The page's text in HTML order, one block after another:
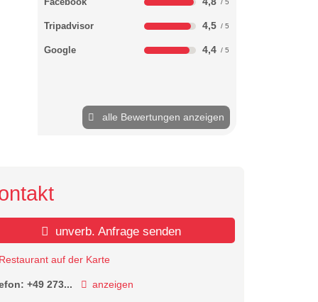
Tripadvisor 4,5
Google 4,4
alle Bewertungen anzeigen
unverb. Anfrage senden
Restaurant auf der Karte
+49 273... anzeigen